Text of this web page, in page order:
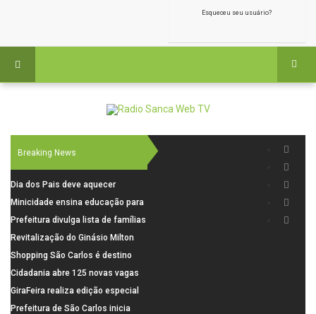
Esqueceu seu usuário?
Breaking News
Dia dos Pais deve aquecer
comércio de São Carlos com
renda em alta e maior circulação
de consumidores
Minicidade ensina educação para
o trânsito a 264 crianças da rede
municipal
Prefeitura divulga lista de famílias
pré-selecionadas pela Caixa para
o Residencial Santa Felícia
Revitalização do Ginásio Milton
Olaio filho avança com obras de
recuperação
Shopping São Carlos é destino
para celebrar o Dia dos Pais com
presentes, gastronomia e lazer
Cidadania abre 125 novas vagas
para oficinas de convivência
GiraFeira realiza edição especial
de Dia dos Pais neste domingo (9)
Prefeitura de São Carlos inicia